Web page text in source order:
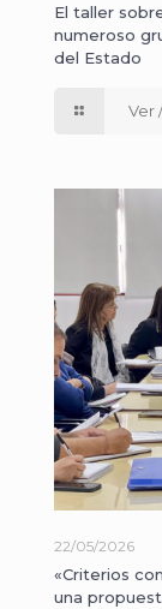
El taller
numeroso
del Estado
Ver
22/05/2026
«Criterios
una